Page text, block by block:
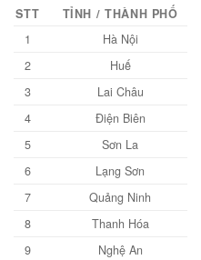
STT
TỈNH / THÀNH PHỐ
1
Hà Nội
2
Huế
3
Lai Châu
4
Điện Biên
5
Sơn La
6
Lạng Sơn
7
Quảng Ninh
8
Thanh Hóa
9
Nghệ An